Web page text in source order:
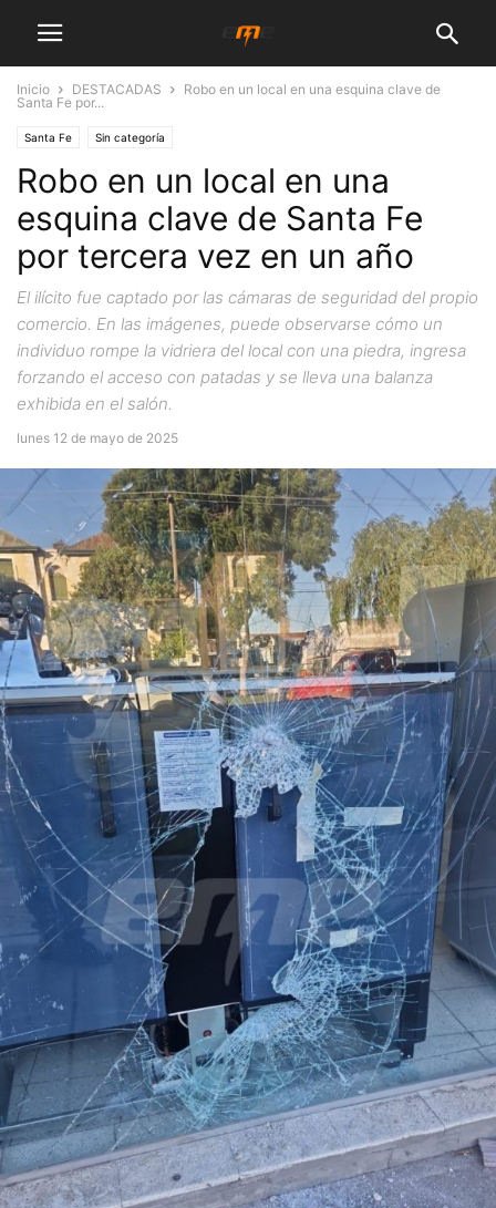
Inicio DESTACADAS
Robo en un local en una esquina clave de
Santa Fe por...
Santa Fe Sin categoría
Robo en un local en una
esquina clave de Santa Fe
por tercera vez en un año
El ilícito fue captado por las cámaras de seguridad del propio
comercio. En las imágenes, puede observarse cómo un
individuo rompe la vidriera del local con una piedra, ingresa
forzando el acceso con patadas y se lleva una balanza
exhibida en el salón.
lunes 12 de mayo de 2025